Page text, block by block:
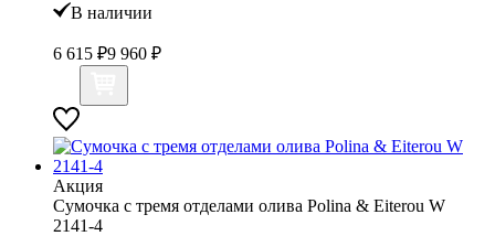
В наличии
6 615 ₽9 960 ₽
Акция
Сумочка с тремя отделами олива Polina & Eiterou W
2141-4